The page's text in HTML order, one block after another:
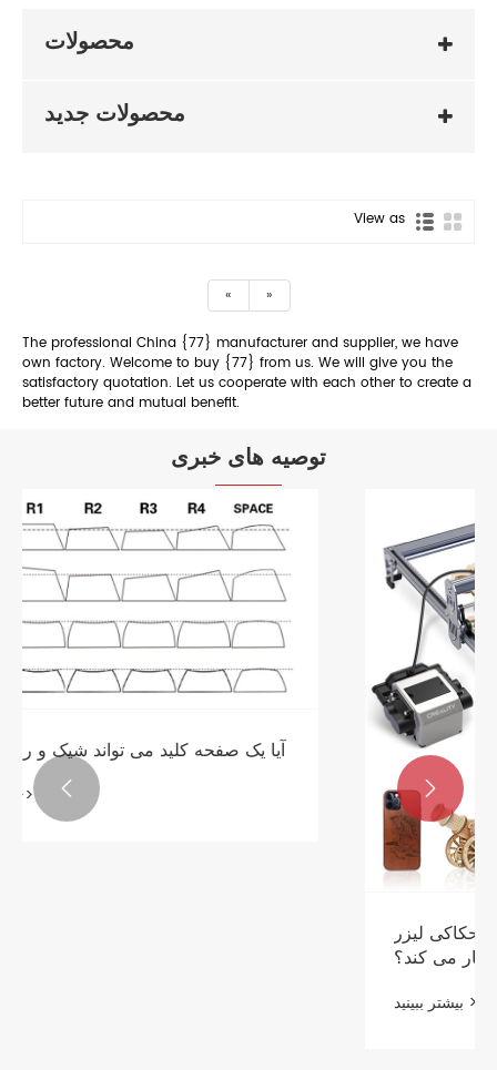
محصولات
محصولات جدید
View as
« »
The professional China {77} manufacturer and supplier, we have
own factory. Welcome to buy {77} from us. We will give you the
satisfactory quotation. Let us cooperate with each other to create a
better future and mutual benefit.
توصیه های خبری
 